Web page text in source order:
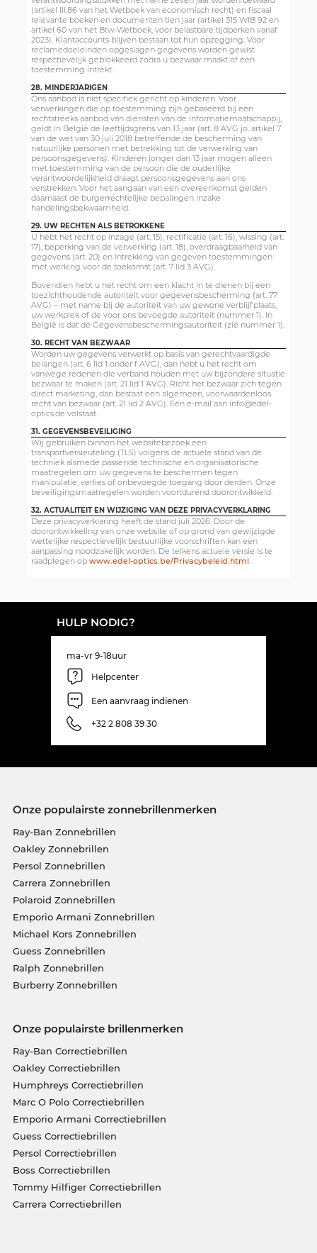
(artikel III.86 van het Wetboek van economisch recht) en fiscaal
relevante boeken en documenten tien jaar (artikel 315 WIB 92 en
artikel 60 van het Btw-Wetboek, voor belastbare tijdperken vanaf
2023). Klantaccounts blijven bestaan tot hun opzegging. Voor
reclamedoeleinden opgeslagen gegevens worden gewist
respectievelijk geblokkeerd zodra u bezwaar maakt of een
toestemming intrekt.
28. MINDERJARIGEN
Ons aanbod is niet specifiek gericht op kinderen. Voor
verwerkingen die op toestemming zijn gebaseerd bij een
rechtstreeks aanbod van diensten van de informatiemaatschappij,
geldt in België de leeftijdsgrens van 13 jaar (art. 8 AVG jo. artikel 7
van de wet van 30 juli 2018 betreffende de bescherming van
natuurlijke personen met betrekking tot de verwerking van
persoonsgegevens). Kinderen jonger dan 13 jaar mogen alleen
met toestemming van de persoon die de ouderlijke
verantwoordelijkheid draagt persoonsgegevens aan ons
verstrekken. Voor het aangaan van een overeenkomst gelden
daarnaast de burgerrechtelijke bepalingen inzake
handelingsbekwaamheid.
29. UW RECHTEN ALS BETROKKENE
U hebt het recht op inzage (art. 15), rectificatie (art. 16), wissing (art.
17), beperking van de verwerking (art. 18), overdraagbaarheid van
gegevens (art. 20) en intrekking van gegeven toestemmingen
met werking voor de toekomst (art. 7 lid 3 AVG).
Bovendien hebt u het recht om een klacht in te dienen bij een
toezichthoudende autoriteit voor gegevensbescherming (art. 77
AVG) – met name bij de autoriteit van uw gewone verblijfplaats,
uw werkplek of de voor ons bevoegde autoriteit (nummer 1). In
België is dat de Gegevensbeschermingsautoriteit (zie nummer 1).
30. RECHT VAN BEZWAAR
Worden uw gegevens verwerkt op basis van gerechtvaardigde
belangen (art. 6 lid 1 onder f AVG), dan hebt u het recht om
vanwege redenen die verband houden met uw bijzondere situatie
bezwaar te maken (art. 21 lid 1 AVG). Richt het bezwaar zich tegen
direct marketing, dan bestaat een algemeen, voorwaardenloos
recht van bezwaar (art. 21 lid 2 AVG). Een e-mail aan info@edel-
optics.de volstaat.
31. GEGEVENSBEVEILIGING
Wij gebruiken binnen het websitebezoek een
transportversleuteling (TLS) volgens de actuele stand van de
techniek alsmede passende technische en organisatorische
maatregelen om uw gegevens te beschermen tegen
manipulatie, verlies of onbevoegde toegang door derden. Onze
beveiligingsmaatregelen worden voortdurend doorontwikkeld.
32. ACTUALITEIT EN WIJZIGING VAN DEZE PRIVACYVERKLARING
Deze privacyverklaring heeft de stand juli 2026. Door de
doorontwikkeling van onze website of op grond van gewijzigde
wettelijke respectievelijk bestuurlijke voorschriften kan een
aanpassing noodzakelijk worden. De telkens actuele versie is te
raadplegen op www.edel-optics.be/Privacybeleid.html.
HULP NODIG?
ma-vr 9-18uur
Helpcenter
Een aanvraag indienen
+32 2 808 39 30
Onze populairste zonnebrillenmerken
Ray-Ban Zonnebrillen
Oakley Zonnebrillen
Persol Zonnebrillen
Carrera Zonnebrillen
Polaroid Zonnebrillen
Emporio Armani Zonnebrillen
Michael Kors Zonnebrillen
Guess Zonnebrillen
Ralph Zonnebrillen
Burberry Zonnebrillen
Onze populairste brillenmerken
Ray-Ban Correctiebrillen
Oakley Correctiebrillen
Humphreys Correctiebrillen
Marc O Polo Correctiebrillen
Emporio Armani Correctiebrillen
Guess Correctiebrillen
Persol Correctiebrillen
Boss Correctiebrillen
Tommy Hilfiger Correctiebrillen
Carrera Correctiebrillen